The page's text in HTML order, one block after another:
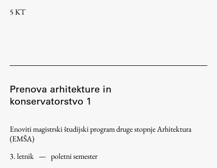
5 KT
Prenova arhitekture in
konservatorstvo 1
Enoviti magistrski študijski program druge stopnje Arhitektura
(EMŠA)
3. letnik — poletni semester